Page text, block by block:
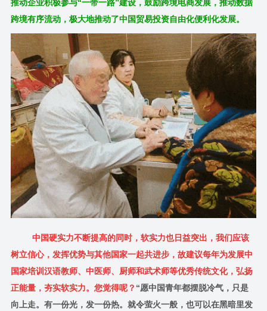
推动企业积极参与“一带一路”建设，鼓励跨境电商发展，推动数据
跨境有序流动，极大地推动了中国贸易投资自由化便利化发展。
中国硬实力不断提高的同时，软实力也日益突出，我们应该
树立信心，发挥优势与其他国家一起共进步，故建议每年为发展中
国家培训汉语教师、中医师、厨师和武术师等优秀传统文化，弘扬
正能量，夯实软实力。您觉得呢？ “愿中国青年都摆脱冷气，只是
向上走。有一份光，发一份热。就令萤火一般，也可以在黑暗里发